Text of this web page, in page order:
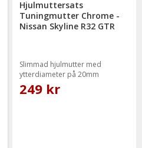
Hjulmuttersats
Tuningmutter Chrome -
Nissan Skyline R32 GTR
Slimmad hjulmutter med
ytterdiameter på 20mm
249 kr